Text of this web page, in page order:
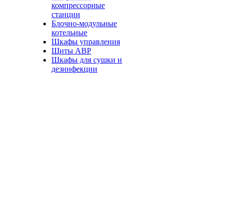
компрессорные
станции
Блочно-модульные
котельные
Шкафы управления
Щиты АВР
Шкафы для сушки и
дезинфекции